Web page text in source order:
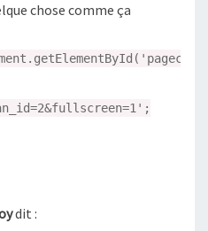
chose comme ça
dit :